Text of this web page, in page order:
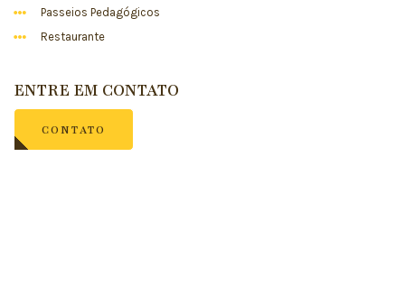
Passeios Pedagógicos
Restaurante
ENTRE EM CONTATO
CONTATO